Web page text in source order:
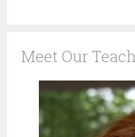
Meet Our